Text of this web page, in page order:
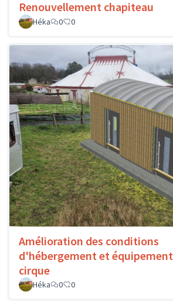
Renouvellement chapiteau
Héka
0 0
Amélioration des conditions
d'hébergement et équipement
cirque
Héka 0 0